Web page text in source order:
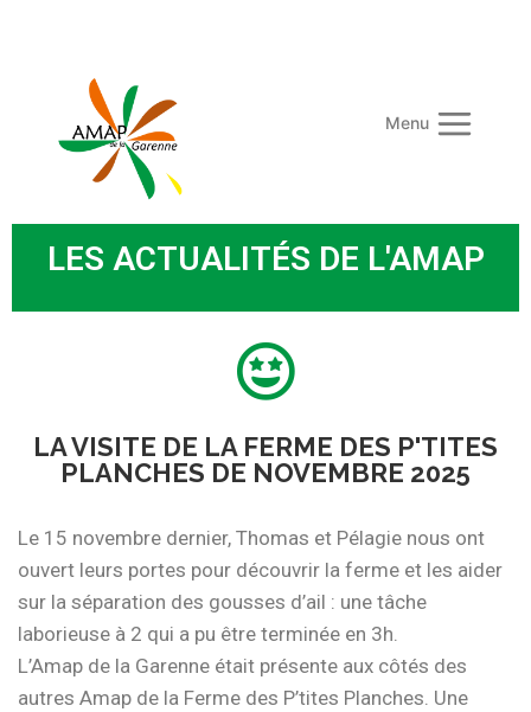
Menu
LES ACTUALITÉS DE L'AMAP
LA VISITE DE LA FERME DES P'TITES
PLANCHES DE NOVEMBRE 2025
Le 15 novembre dernier, Thomas et Pélagie nous ont
ouvert leurs portes pour découvrir la ferme et les aider
sur la séparation des gousses d’ail : une tâche
laborieuse à 2 qui a pu être terminée en 3h.
L’Amap de la Garenne était présente aux côtés des
autres Amap de la Ferme des P’tites Planches. Une